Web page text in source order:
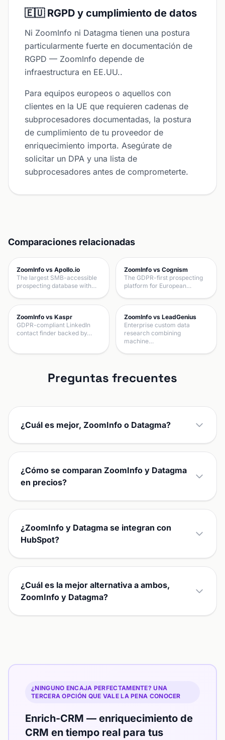
🇪🇺 RGPD y cumplimiento de datos
Ni ZoomInfo ni Datagma tienen una postura
particularmente fuerte en documentación de
RGPD — ZoomInfo depende de
infraestructura en EE.UU..
Para equipos europeos o aquellos con
clientes en la UE que requieren cadenas de
subprocesadores documentadas, la postura
de cumplimiento de tu proveedor de
enriquecimiento importa. Asegúrate de
solicitar un DPA y una lista de
subprocesadores antes de comprometerte.
Comparaciones relacionadas
ZoomInfo vs Apollo.io
The largest SMB-accessible
prospecting database with…
ZoomInfo vs Cognism
The GDPR-first prospecting
platform for European…
ZoomInfo vs Kaspr
GDPR-compliant LinkedIn
contact finder backed by…
ZoomInfo vs LeadGenius
Enterprise custom data
research combining
machine…
Preguntas frecuentes
¿Cuál es mejor, ZoomInfo o Datagma?
¿Cómo se comparan ZoomInfo y Datagma
en precios?
¿ZoomInfo y Datagma se integran con
HubSpot?
¿Cuál es la mejor alternativa a ambos,
ZoomInfo y Datagma?
¿NINGUNO ENCAJA PERFECTAMENTE? UNA
TERCERA OPCIÓN QUE VALE LA PENA CONOCER
Enrich-CRM — enriquecimiento de
CRM en tiempo real para tus